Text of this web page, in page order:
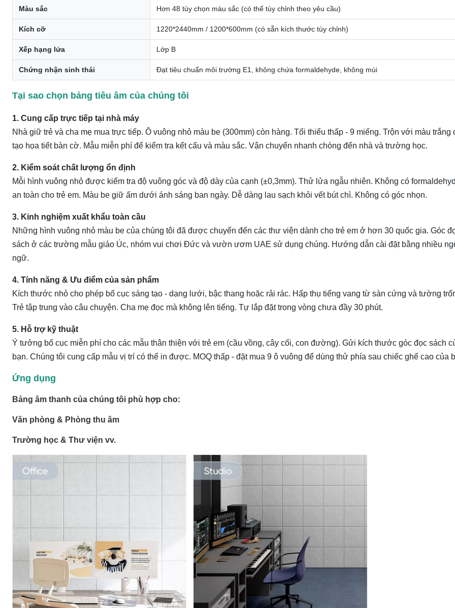
Màu sắc Hơn 48 tùy chọn màu sắc (có thể tùy chỉnh theo yêu cầu)
Kích cỡ 1220*2440mm / 1200*600mm (có sẵn kích thước tùy chỉnh)
Xếp hạng lửa Lớp B
Chứng nhận sinh thái Đạt tiêu chuẩn môi trường E1, không chứa formaldehyde, không mùi
Tại sao chọn bảng tiêu âm của chúng tôi
1. Cung cấp trực tiếp tại nhà máy
Nhà giữ trẻ và cha mẹ mua trực tiếp. Ô vuông nhỏ màu be (300mm) còn hàng. Tối thiểu thấp - 9 miếng. Trộn với màu trắng
tạo họa tiết bàn cờ. Mẫu miễn phí để kiểm tra kết cấu và màu sắc. Vận chuyển nhanh chóng đến nhà và trường học.
2. Kiểm soát chất lượng ổn định
Mỗi hình vuông nhỏ được kiểm tra độ vuông góc và độ dày của cạnh (±0,3mm). Thử lửa ngẫu nhiên. Không có
an toàn cho trẻ em. Màu be giữ ấm dưới ánh sáng ban ngày. Dễ dàng lau sạch khỏi vết bút chì. Không có góc nhọn.
3. Kinh nghiệm xuất khẩu toàn cầu
Những hình vuông nhỏ màu be của chúng tôi đã được chuyển đến các thư viện dành cho trẻ em ở hơn 30 quốc gia. Góc
sách ở các trường mẫu giáo Úc, nhóm vui chơi Đức và vườn ươm UAE sử dụng chúng. Hướng dẫn cài đặt bằng nhiều
ngữ.
4. Tính năng & Ưu điểm của sản phẩm
Kích thước nhỏ cho phép bố cục sáng tạo - dạng lưới, bậc thang hoặc rải rác. Hấp thụ tiếng vang từ sàn cứng và tường
Trẻ tập trung vào câu chuyện. Cha mẹ đọc mà không lên tiếng. Tự lắp đặt trong vòng chưa đầy 30 phút.
5. Hỗ trợ kỹ thuật
Ý tưởng bố cục miễn phí cho các mẫu thân thiện với trẻ em (cầu vồng, cây cối, con đường). Gửi kích thước góc đọc sách
bạn. Chúng tôi cung cấp mẫu vị trí có thể in được. MOQ thấp - đặt mua 9 ô vuông để dùng thử phía sau chiếc ghế cao của
Ứng dụng
Bảng âm thanh của chúng tôi phù hợp cho:
Văn phòng & Phòng thu âm
Trường học & Thư viện vv.